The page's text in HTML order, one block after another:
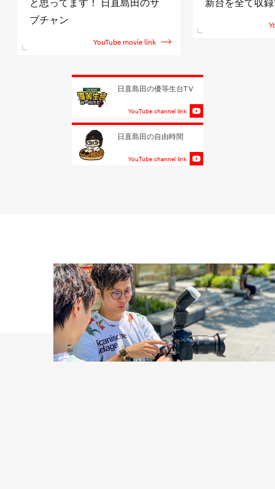
ブチャン
YouTube movie link
日直島田の優等生台TV
YouTube channel link
日直島田の自由時間
YouTube channel link